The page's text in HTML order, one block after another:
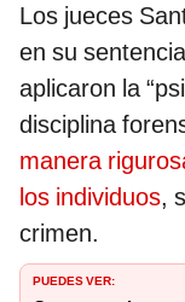
Los jueces
en su
aplicaron la
disciplina
manera
los individuos,
crimen.
PUEDES VER: